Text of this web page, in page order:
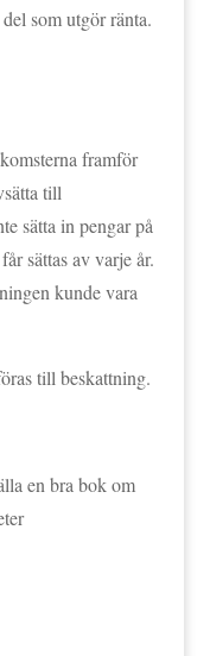
som utgör ränta.
framför
till
sätta in pengar på
sättas av varje år.
kunde vara
till beskattning.
en bra bok om